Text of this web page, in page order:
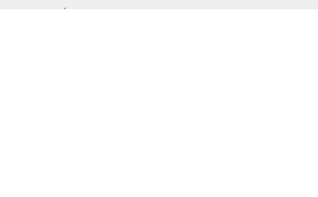
Meilleurs États pour la retraite aux USA : focus fiscal